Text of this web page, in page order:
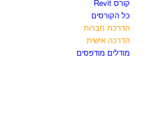
קורס Revit
כל הקורסים
הדרכת חברות
הדרכה אישית
מודלים מודפסים